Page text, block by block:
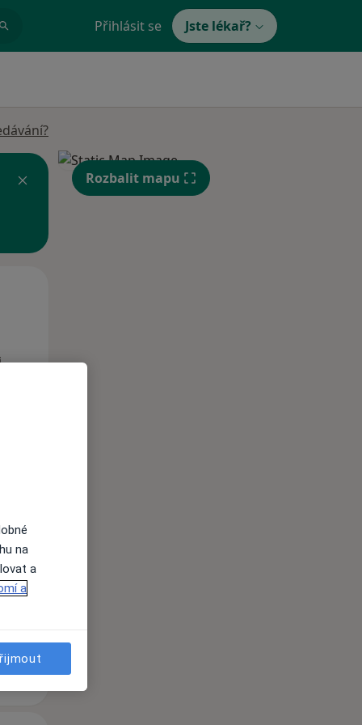
Přihlásit se Jste lékař?
Rozbalit mapu
na
a
a